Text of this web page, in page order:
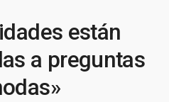
están
a preguntas